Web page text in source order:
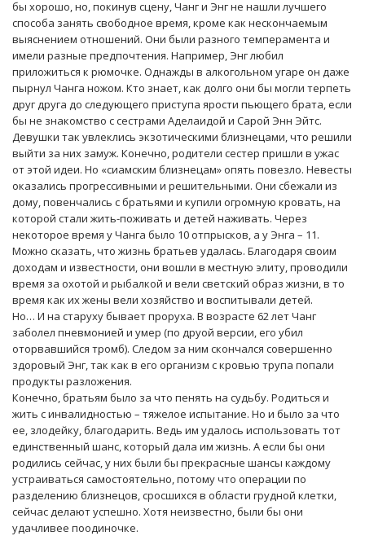
бы хорошо, но, покинув сцену, Чанг и Энг не нашли лучшего
способа занять свободное время, кроме как нескончаемым
выяснением отношений. Они были разного темперамента и
имели разные предпочтения. Например, Энг любил
приложиться к рюмочке. Однажды в алкогольном угаре он даже
пырнул Чанга ножом. Кто знает, как долго они бы могли терпеть
друг друга до следующего приступа ярости пьющего брата, если
бы не знакомство с сестрами Аделаидой и Сарой Энн Эйтс.
Девушки так увлеклись экзотическими близнецами, что решили
выйти за них замуж. Конечно, родители сестер пришли в ужас
от этой идеи. Но «сиамским близнецам» опять повезло. Невесты
оказались прогрессивными и решительными. Они сбежали из
дому, повенчались с братьями и купили огромную кровать, на
которой стали жить-поживать и детей наживать. Через
некоторое время у Чанга было 10 отпрысков, а у Энга – 11.
Можно сказать, что жизнь братьев удалась. Благодаря своим
доходам и известности, они вошли в местную элиту, проводили
время за охотой и рыбалкой и вели светский образ жизни, в то
время как их жены вели хозяйство и воспитывали детей.
Но… И на старуху бывает проруха. В возрасте 62 лет Чанг
заболел пневмонией и умер (по друой версии, его убил
оторвавшийся тромб). Следом за ним скончался совершенно
здоровый Энг, так как в его организм с кровью трупа попали
продукты разложения.
Конечно, братьям было за что пенять на судьбу. Родиться и
жить с инвалидностью – тяжелое испытание. Но и было за что
ее, злодейку, благодарить. Ведь им удалось использовать тот
единственный шанс, который дала им жизнь. А если бы они
родились сейчас, у них были бы прекрасные шансы каждому
устраиваться самостоятельно, потому что операции по
разделению близнецов, сросшихся в области грудной клетки,
сейчас делают успешно. Хотя неизвестно, были бы они
удачливее поодиночке.